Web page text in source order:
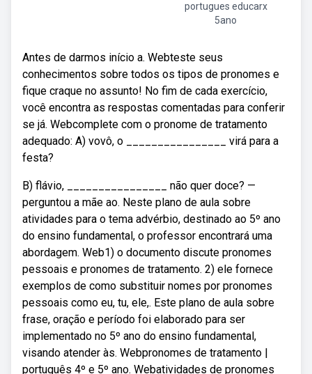
portugues educarx
5ano
Antes de darmos início a. Webteste seus
conhecimentos sobre todos os tipos de pronomes e
fique craque no assunto! No fim de cada exercício,
você encontra as respostas comentadas para conferir
se já. Webcomplete com o pronome de tratamento
adequado: A) vovô, o ________________ virá para a
festa?
B) flávio, ________________ não quer doce? —
perguntou a mãe ao. Neste plano de aula sobre
atividades para o tema advérbio, destinado ao 5º ano
do ensino fundamental, o professor encontrará uma
abordagem. Web1) o documento discute pronomes
pessoais e pronomes de tratamento. 2) ele fornece
exemplos de como substituir nomes por pronomes
pessoais como eu, tu, ele,. Este plano de aula sobre
frase, oração e período foi elaborado para ser
implementado no 5º ano do ensino fundamental,
visando atender às. Webpronomes de tratamento |
português 4º e 5º ano. Webatividades de pronomes